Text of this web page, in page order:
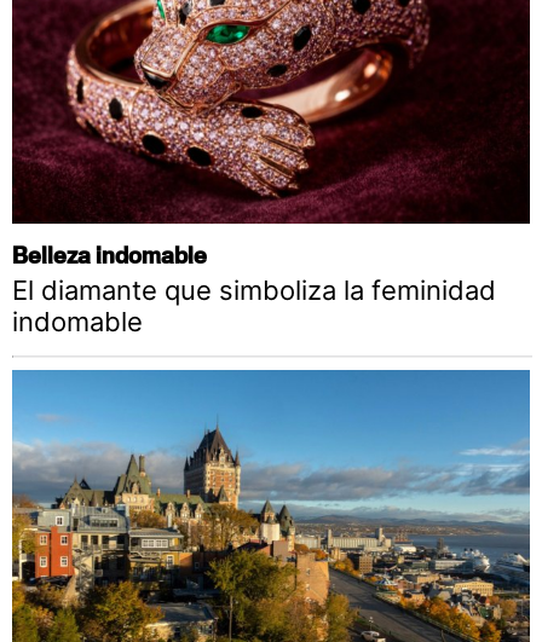
Belleza indomable
El diamante que simboliza la feminidad
indomable